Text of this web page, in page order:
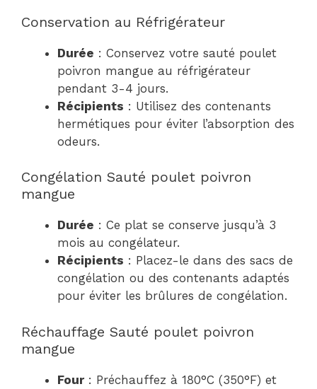
Conservation au Réfrigérateur
Durée : Conservez votre sauté poulet
poivron mangue au réfrigérateur
pendant 3-4 jours.
Récipients : Utilisez des contenants
hermétiques pour éviter l’absorption des
odeurs.
Congélation Sauté poulet poivron
mangue
Durée : Ce plat se conserve jusqu’à 3
mois au congélateur.
Récipients : Placez-le dans des sacs de
congélation ou des contenants adaptés
pour éviter les brûlures de congélation.
Réchauffage Sauté poulet poivron
mangue
Four: Préchauffez à 180°C (350°F) et